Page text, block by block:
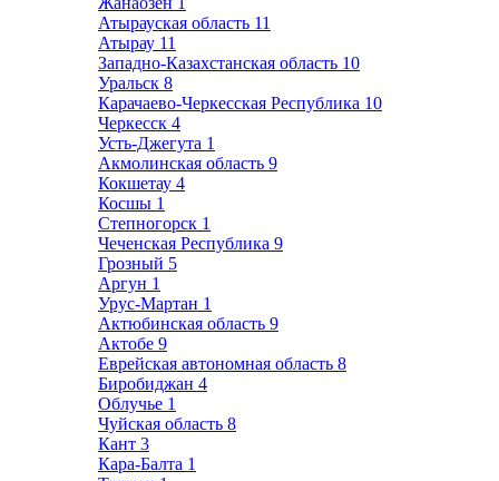
Атырауская область 11
Атырау 11
Западно-Казахстанская область 10
Уральск 8
Карачаево-Черкесская Республика 10
Черкесск 4
Усть-Джегута 1
Акмолинская область 9
Кокшетау 4
Косшы 1
Степногорск 1
Чеченская Республика 9
Грозный 5
Аргун 1
Урус-Мартан 1
Актюбинская область 9
Актобе 9
Еврейская автономная область 8
Биробиджан 4
Облучье 1
Чуйская область 8
Кант 3
Кара-Балта 1